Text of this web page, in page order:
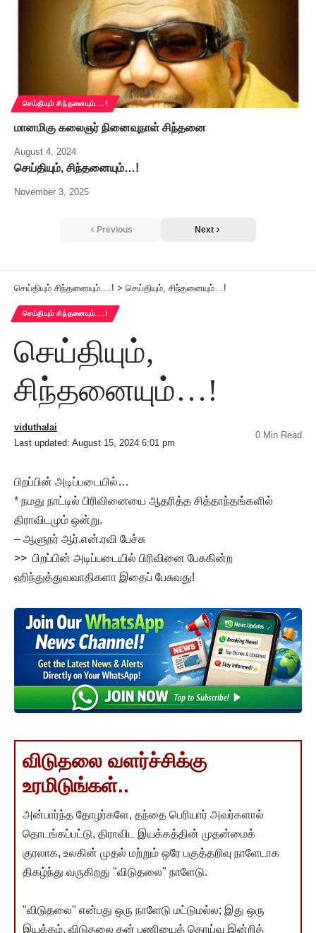
செய்தியும் சிந்தனையும்....!
மானமிகு கலைஞர் நினைவுநாள் சிந்தனை
August 4, 2024
செய்தியும், சிந்தனையும்…!
November 3, 2025
Previous Next
செய்தியும் சிந்தனையும்....! > செய்தியும், சிந்தனையும்…!
செய்தியும் சிந்தனையும்....!
செய்தியும்,
சிந்தனையும்…!
Last updated: August 15, 2024 6:01 pm
viduthalai
0 Min Read
பிறப்பின் அடிப்படையில்…
* நமது நாட்டில் பிரிவினையை ஆதரித்த சித்தாந்தங்களில்
திராவிடமும் ஒன்று.
– ஆளுநர் ஆர்.என்.ரவி பேச்சு
>> பிறப்பின் அடிப்படையில் பிரிவினை பேசுகின்ற
ஹிந்துத்துவவாதிகளா இதைப் பேசுவது!
விடுதலை வளர்ச்சிக்கு
உரமிடுங்கள்..
அன்பார்ந்த தோழர்களே, தந்தை பெரியார் அவர்களால்
தொடங்கப்பட்டு, திராவிட இயக்கத்தின் முதன்மைக்
குரலாக, உலகின் முதல் மற்றும் ஒரே பகுத்தறிவு நாளேடாக
திகழ்ந்து வருகிறது "விடுதலை" நாளேடு.
"விடுதலை" என்பது ஒரு நாளேடு மட்டுமல்ல; இது ஒரு
இயக்கம். விடுதலை தன் பணியைத் தொய்வு இன்றித்